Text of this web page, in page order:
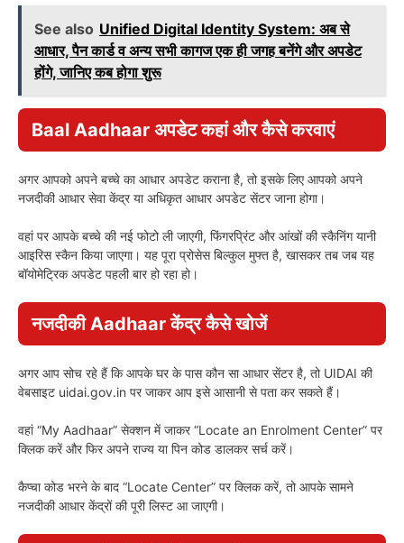
See also Unified Digital Identity System: अब से
आधार, पैन कार्ड व अन्य सभी कागज एक ही जगह बनेंगे और अपडेट
होंगे, जानिए कब होगा शुरू
Baal Aadhaar अपडेट कहां और कैसे करवाएं
अगर आपको अपने बच्चे का आधार अपडेट कराना है, तो इसके लिए आपको अपने
नजदीकी आधार सेवा केंद्र या अधिकृत आधार अपडेट सेंटर जाना होगा।
वहां पर आपके बच्चे की नई फोटो ली जाएगी, फिंगरप्रिंट और आंखों की स्कैनिंग यानी
आइरिस स्कैन किया जाएगा। यह पूरा प्रोसेस बिल्कुल मुफ्त है, खासकर तब जब यह
बॉयोमेट्रिक अपडेट पहली बार हो रहा हो।
नजदीकी Aadhaar केंद्र कैसे खोजें
अगर आप सोच रहे हैं कि आपके घर के पास कौन सा आधार सेंटर है, तो UIDAI की
वेबसाइट uidai.gov.in पर जाकर आप इसे आसानी से पता कर सकते हैं।
वहां “My Aadhaar” सेक्शन में जाकर “Locate an Enrolment Center” पर
क्लिक करें और फिर अपने राज्य या पिन कोड डालकर सर्च करें।
कैप्चा कोड भरने के बाद “Locate Center” पर क्लिक करें, तो आपके सामने
नजदीकी आधार केंद्रों की पूरी लिस्ट आ जाएगी।